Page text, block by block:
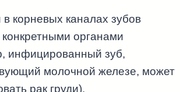
корневых каналах зубов
органами
инфицированный зуб,
молочной железе, может
рак груди).